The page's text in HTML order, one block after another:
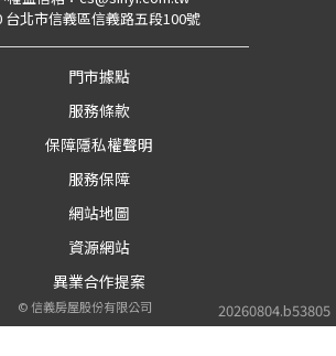
20260804.b53805
台北市信義區信義路五段100號
門市據點
服務條款
保障隱私權聲明
服務保障
網站地圖
資源網站
異業合作提案
©信義房屋股份有限公司